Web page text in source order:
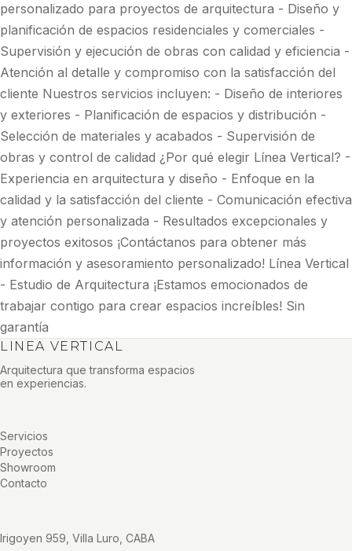
personalizado para proyectos de arquitectura - Diseño y
planificación de espacios residenciales y comerciales -
Supervisión y ejecución de obras con calidad y eficiencia -
Atención al detalle y compromiso con la satisfacción del
cliente Nuestros servicios incluyen: - Diseño de interiores
y exteriores - Planificación de espacios y distribución -
Selección de materiales y acabados - Supervisión de
obras y control de calidad ¿Por qué elegir Línea Vertical? -
Experiencia en arquitectura y diseño - Enfoque en la
calidad y la satisfacción del cliente - Comunicación efectiva
y atención personalizada - Resultados excepcionales y
proyectos exitosos ¡Contáctanos para obtener más
información y asesoramiento personalizado! Línea Vertical
- Estudio de Arquitectura ¡Estamos emocionados de
trabajar contigo para crear espacios increíbles! Sin
garantía
LINEA VERTICAL
Arquitectura que transforma espacios
en experiencias.
Servicios
Proyectos
Showroom
Contacto
Irigoyen 959, Villa Luro, CABA